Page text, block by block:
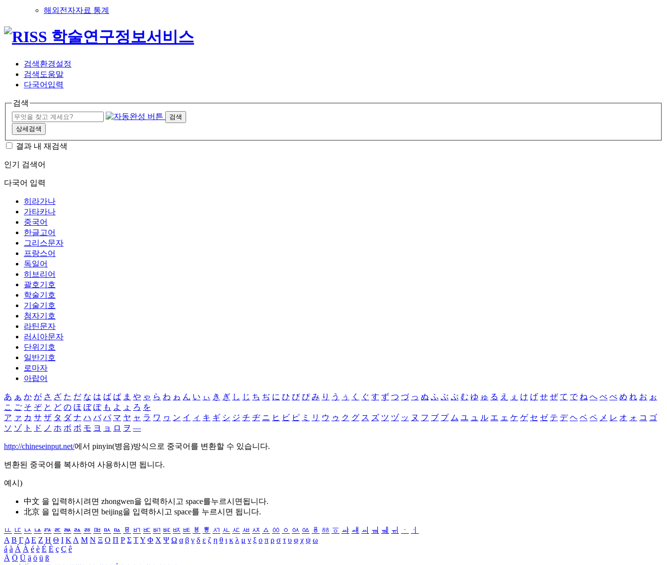
해외전자자료 통계
검색환경설정
검색도움말
다국어입력
검색
검색
상세검색
결과 내 재검색
인기 검색어
다국어 입력
히라가나
가타카나
중국어
한글고어
그리스문자
프랑스어
독일어
히브리어
괄호기호
학술기호
기술기호
첨자기호
라틴문자
러시아문자
단위기호
일반기호
로마자
아랍어
あ ぁ か が さ ざ た だ な は ば ぱ ま や ゃ ら わ ゎ ん い ぃ き ぎ し じ ち ぢ に ひ び ぴ み り う ぅ く ぐ す ず つ づ っ ぬ ふ ぶ ぷ む ゆ ゅ る え ぇ け げ せ ぜ て で ね へ べ ぺ め れ お ぉ
こ ご そ ぞ と ど の ほ ぼ ぽ も よ ょ ろ を
ア ァ カ サ ザ タ ダ ナ ハ バ パ マ ヤ ャ ラ ワ ヮ ン イ ィ キ ギ シ ジ チ ヂ ニ ヒ ビ ピ ミ リ ウ ゥ ク グ ス ズ ツ ヅ ッ ヌ フ ブ プ ム ユ ュ ル エ ェ ケ ゲ セ ゼ テ デ ヘ ベ ペ メ レ オ ォ コ ゴ
ソ ゾ ト ド ノ ホ ボ ポ モ ヨ ョ ロ ヲ ―
http://chineseinput.net/에서 pinyin(병음)방식으로 중국어를 변환할 수 있습니다.
변환된 중국어를 복사하여 사용하시면 됩니다.
예시)
中文 을 입력하시려면 zhongwen을 입력하시고 space를누르시면됩니다.
北京 을 입력하시려면 beijing을 입력하시고 space를 누르시면 됩니다.
ㅥ ㅦ ㅧ ㅨ ㅩ ㅪ ㅫ ㅬ ㅭ ㅮ ㅯ ㅰ ㅱ ㅲ ㅳ ㅴ ㅵ ㅶ ㅷ ㅸ ㅹ ㅺ ㅻ ㅼ ㅽ ㅾ ㅿ ㆀ ㆁ ㆂ ㆃ ㆄ ㆅ ㆆ ㆇ ㆈ ㆉ ㆊ ㆋ ㆌ ㆍ
ㆎ
Α Β ΓΔ Ε Ζ Η Θ Ι ΚΛ Μ Ν Ξ Ο Π Ρ Σ ΤΥ Φ Χ Ψ Ω α β γ δ ε ζ η θ ι κ λ μ ν ξ ο π ρ σ τ υ φ χ ψ ω
á à Á À é è É È ç Ç ê
Ä Ö Ü ä ö ü ß